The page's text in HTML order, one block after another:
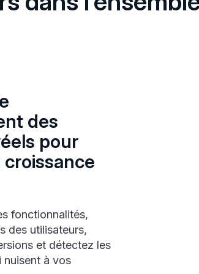
des
pour
croissance
fonctionnalités,
des utilisateurs,
et détectez les
à vos